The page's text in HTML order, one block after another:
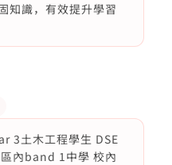
知識，有效提升學習
3土木工程學生 DSE
內band 1中學 校內